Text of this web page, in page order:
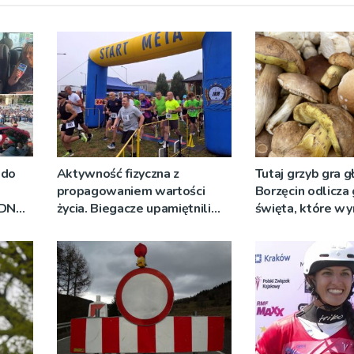
Aktywność fizyczna z
propagowaniem wartości
życia. Biegacze upamiętnili
Tutaj grzyb gra
Borzęcin odlicza
święta, które